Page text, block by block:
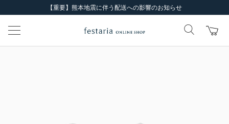
【重要】熊本地震に伴う配送への影響のお知らせ